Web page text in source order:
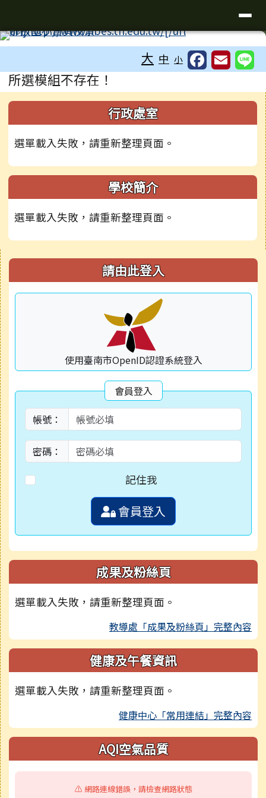
大 中 小
主內容區域
所選模組不存在！
下中右區域內容
左邊區域內容 行政處室
選單載入失敗，請重新整理頁面。
學校簡介
選單載入失敗，請重新整理頁面。
右邊區域內容 請由此登入
使用臺南市OpenID認證系統登入
會員登入
帳號：
密碼：
記住我
會員登入
成果及粉絲頁
選單載入失敗，請重新整理頁面。
教導處「成果及粉絲頁」完整內容
健康及午餐資訊
選單載入失敗，請重新整理頁面。
健康中心「常用連結」完整內容
AQI空氣品質
⚠️ 網路連線錯誤，請檢查網路狀態
頁尾區域